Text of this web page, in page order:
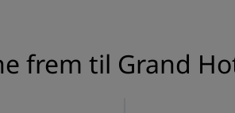
frem til Grand